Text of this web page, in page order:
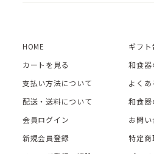
HOME
カートを見る
支払い方法について
配送・送料について
会員ログイン
新規会員登録
ギフト
和食器
よく
和食器
お問い
特定商